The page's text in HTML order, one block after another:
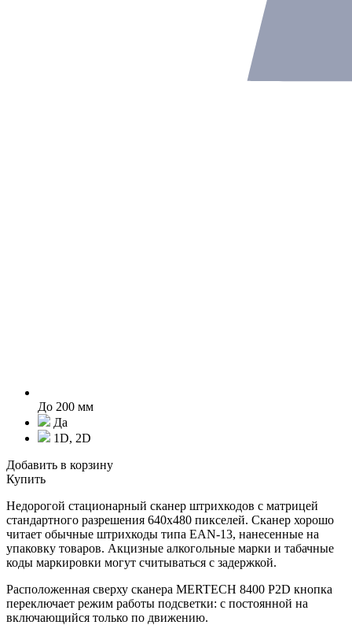
До 200 мм
Да
1D, 2D
Добавить в корзину
Купить
Недорогой стационарный сканер штрихкодов с матрицей
стандартного разрешения 640х480 пикселей. Сканер хорошо
читает обычные штрихкоды типа EAN-13, нанесенные на
упаковку товаров. Акцизные алкогольные марки и табачные
коды маркировки могут считываться с задержкой.
Расположенная сверху сканера MERTECH 8400 P2D кнопка
переключает режим работы подсветки: с постоянной на
включающийся только по движению.